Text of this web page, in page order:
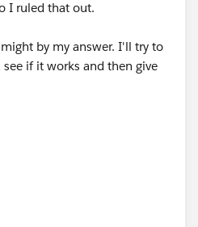
I ruled that out.
by my answer. I'll try to
if it works and then give